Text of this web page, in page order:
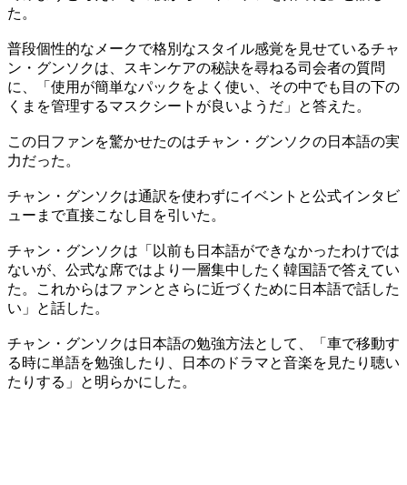
た。
普段個性的なメークで格別なスタイル感覚を見せているチャ
ン・グンソクは、スキンケアの秘訣を尋ねる司会者の質問
に、「使用が簡単なパックをよく使い、その中でも目の下の
くまを管理するマスクシートが良いようだ」と答えた。
この日ファンを驚かせたのはチャン・グンソクの日本語の実
力だった。
チャン・グンソクは通訳を使わずにイベントと公式インタビ
ューまで直接こなし目を引いた。
チャン・グンソクは「以前も日本語ができなかったわけでは
ないが、公式な席ではより一層集中したく韓国語で答えてい
た。これからはファンとさらに近づくために日本語で話した
い」と話した。
チャン・グンソクは日本語の勉強方法として、「車で移動す
る時に単語を勉強したり、日本のドラマと音楽を見たり聴い
たりする」と明らかにした。